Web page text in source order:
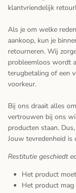
klantvriendelijk
Als je om welke
aankoop, kun je
retourneren. Wij
probleemloos wordt
terugbetaling of een
voorkeur.
Bij ons draait alles
vertrouwen bij ons
producten staan.
Jouw tevredenheid is
Restitutie geschiedt
Het product
Het product